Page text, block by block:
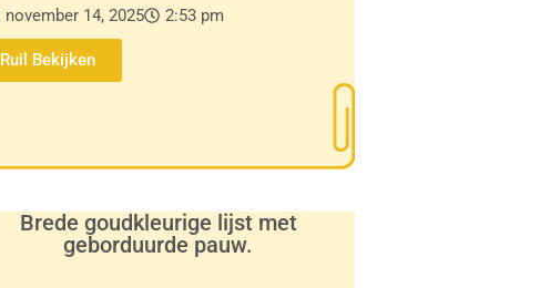
november 14, 2025 2:53 pm
Ruil Bekijken
Brede goudkleurige lijst met
geborduurde pauw.